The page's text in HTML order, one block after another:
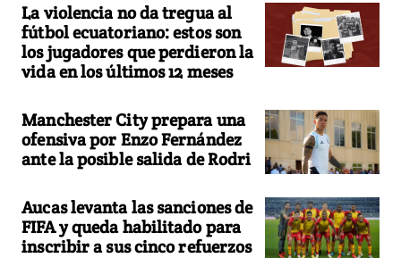
La violencia no da tregua al
fútbol ecuatoriano: estos son
los jugadores que perdieron la
vida en los últimos 12 meses
Manchester City prepara una
ofensiva por Enzo Fernández
ante la posible salida de Rodri
Aucas levanta las sanciones de
FIFA y queda habilitado para
inscribir a sus cinco refuerzos